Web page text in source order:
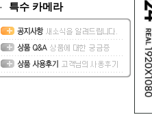
특수 카메라